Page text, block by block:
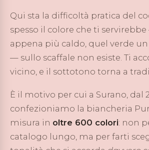
Qui sta la difficoltà pratica del
spesso il colore che ti
appena più caldo, quel verde
— sullo scaffale non esiste. Ti
vicino, e il sottotono torna a
È il motivo per cui a Surano, dal
confezioniamo la biancheria
misura in oltre 600 colori: non
catalogo lungo, ma per farti